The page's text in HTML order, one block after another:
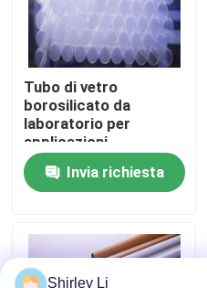
Contattaci
Notizie
blog
fiale di vetro tubolari
Tubo di vetro
borosilicato da
laboratorio per
applicazioni
farmaceutiche
Invia richiesta
Shirley Li